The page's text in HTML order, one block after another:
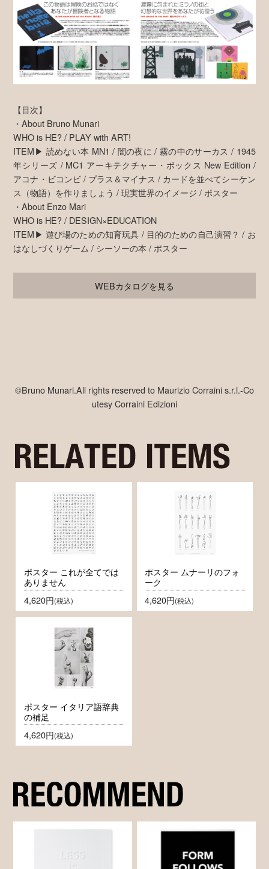
【目次】
・About Bruno Munari
WHO is HE? / PLAY with ART!
ITEM▶ 読めない本 MN1 / 闇の夜に / 霧の中のサーカス / 1945
年シリーズ / MC1 アーキテクチャー・ボックス New Edition /
アコナ・ビコンビ / プラス＆マイナス / カードを並べてシーケン
ス（物語）を作りましょう / 現実世界のイメージ / ポスター
・About Enzo Mari
WHO is HE? / DESIGN×EDUCATION
ITEM▶ 遊び場のための知育玩具 / 目的のための自己演習？ / お
はなしづくりゲーム / シーソーの本 / ポスター
WEBカタログを見る
©Bruno Munari.All rights reserved to Maurizio Corraini s.r.l.-Co
utesy Corraini Edizioni
ポスター これが全てでは
ありません
4,620円(税込)
ポスター ムナーリのフォ
ーク
4,620円(税込)
ポスター イタリア語辞典
の補足
4,620円(税込)